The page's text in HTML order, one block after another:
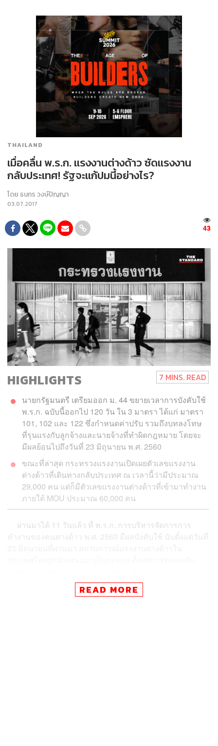
THAILAND
เมื่อคลื่น พ.ร.ก. แรงงานต่างด้าว ซัดแรงงาน
กลับประเทศ! รัฐจะแก้ปมนี้อย่างไร?
โดย ธนกร วงษ์ปัญญา
03.07.2017
43
HIGHLIGHTS 7 MINS. READ
นายกรัฐมนตรี เตรียมออก ม. 44 ขยายเวลาการบังคับใช้
พ.ร.ก. ฉบับนี้ออกไป 120 วัน ใน 3 มาตรา ได้แก่ มาตรา
101, 102 และ 122 ซึ่งกำหนดค่าปรับ รวมถึงบทลงโทษ
ที่รุนแรงกับลูกจ้างและนายจ้างที่ทำผิดกฎหมาย โดยจะ
มีผลย้อนไปถึงวันที่ 23 มิถุนายน พ.ศ. 2560
ขณะที่ล่าสุด กระทรวงแรงงานเปิดเผยตัวเลขแรงงาน
ต่างด้าวที่เดินทางกลับประเทศ ณ เวลานี้ว่ามีประมาณ
29,000 คน แต่ก็มีตัวเลขแรงงานต่างด้าวที่เข้ามาทำงาน
ภายใต้ MOU ประมาณ 60,000 คน
ผ่านมาได้ 11 วันแล้ว ที่ พ.ร.ก. การบริหารจัดการการ
ทำงานของคนต่างด้าว พ.ศ. 2560 มีผลบังคับใช้ นับตั้งแต่วันที่
ครวญต่อมาตรการของกฎหมายที่ลงโทษปรับหนักมาก ไป
จนถึงการตั้งข้อสังเกตของนักวิชาการต่อการตัดสินใจของรัฐ
READ MORE